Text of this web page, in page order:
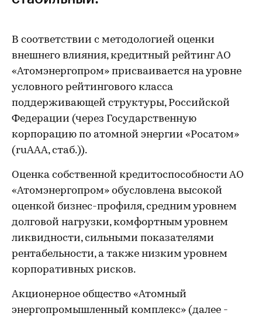
В соответствии с методологией оценки
внешнего влияния, кредитный рейтинг АО
«Атомэнергопром» присваивается на уровне
условного рейтингового класса
поддерживающей структуры, Российской
Федерации (через Государственную
корпорацию по атомной энергии «Росатом»
(ruAAA, стаб.)).
Оценка собственной кредитоспособности АО
«Атомэнергопром» обусловлена высокой
оценкой бизнес-профиля, средним уровнем
долговой нагрузки, комфортным уровнем
ликвидности, сильными показателями
рентабельности, а также низким уровнем
корпоративных рисков.
Акционерное общество «Атомный
энергопромышленный комплекс» (далее -